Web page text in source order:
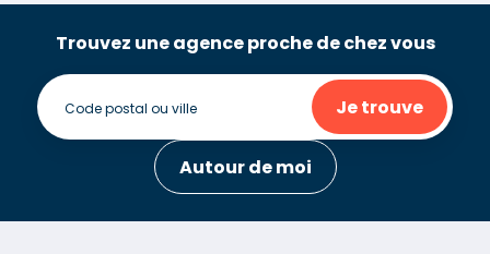
Trouvez une agence proche de chez vous
Je trouve
Autour de moi